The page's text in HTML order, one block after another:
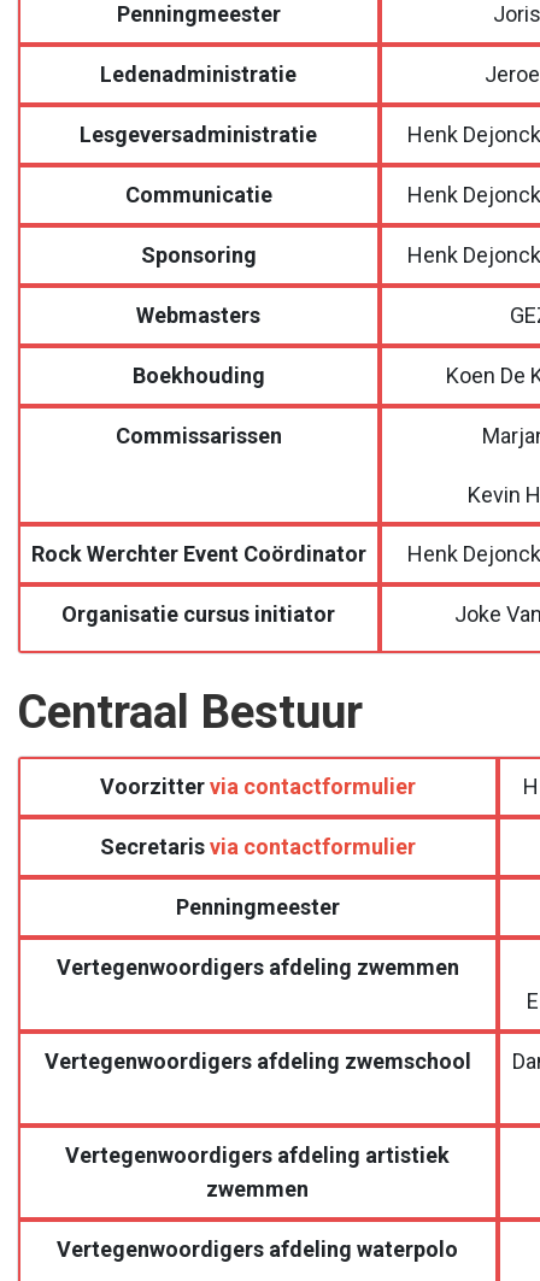
Penningmeester
Ledenadministratie
Lesgeversadministratie Henk
Communicatie Henk
Sponsoring Henk
Webmasters
Boekhouding Koen De
Commissarissen
Kevin
Rock Werchter Event Coördinator Henk
Organisatie cursus initiator Joke
Centraal Bestuur
Voorzittervia contactformulier
Secretarisvia contactformulier
Penningmeester
Vertegenwoordigers afdeling zwemmen
Vertegenwoordigers afdeling zwemschool
Vertegenwoordigers afdeling artistiek
zwemmen
Vertegenwoordigers afdeling waterpolo